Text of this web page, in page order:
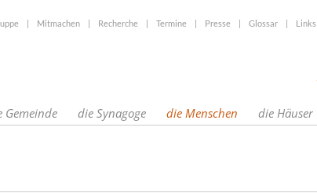
| Mitmachen | Recherche | Termine | Presse | Glossar | Links
Gemeinde die Synagoge die Menschen die Häuser